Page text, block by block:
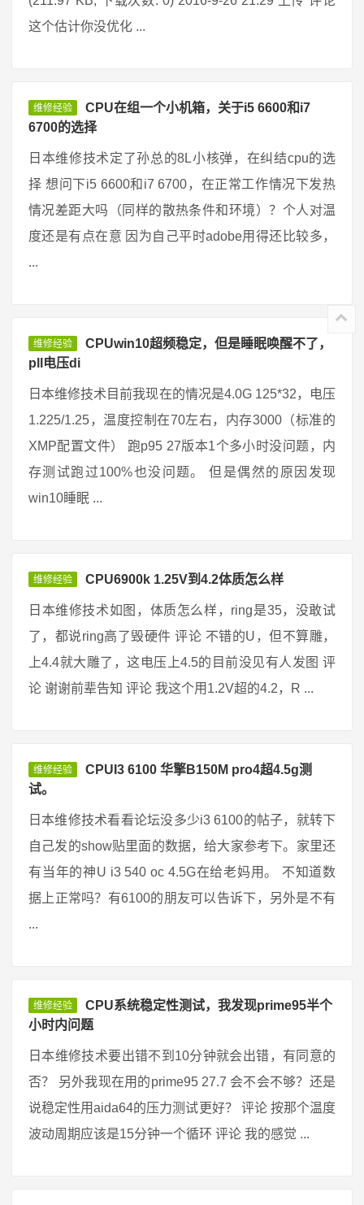
这个估计你没优化 ...
维修经验
CPU在组一个小机箱，关于i5 6600和i7
6700的选择
日本维修技术定了孙总的8L小核弹，在纠结cpu的选
择 想问下i5 6600和i7 6700，在正常工作情况下发热
情况差距大吗（同样的散热条件和环境）？个人对温
度还是有点在意 因为自己平时adobe用得还比较多，
...
维修经验
CPUwin10超频稳定，但是睡眠唤醒不了，
pll电压di
日本维修技术目前我现在的情况是4.0G 125*32，电压
1.225/1.25，温度控制在70左右，内存3000（标准的
XMP配置文件） 跑p95 27版本1个多小时没问题，内
存测试跑过100%也没问题。 但是偶然的原因发现
win10睡眠 ...
维修经验 CPU6900k 1.25V到4.2体质怎么样
日本维修技术如图，体质怎么样，ring是35，没敢试
了，都说ring高了毁硬件 评论 不错的U，但不算雕，
上4.4就大雕了，这电压上4.5的目前没见有人发图 评
论 谢谢前辈告知 评论 我这个用1.2V超的4.2，R ...
维修经验
CPUI3 6100 华擎B150M pro4超4.5g测
试。
日本维修技术看看论坛没多少i3 6100的帖子，就转下
自己发的show贴里面的数据，给大家参考下。家里还
有当年的神U i3 540 oc 4.5G在给老妈用。 不知道数
据上正常吗？有6100的朋友可以告诉下，另外是不有
...
维修经验
CPU系统稳定性测试，我发现prime95半个
小时内问题
日本维修技术要出错不到10分钟就会出错，有同意的
否？ 另外我现在用的prime95 27.7 会不会不够？还是
说稳定性用aida64的压力测试更好？ 评论 按那个温度
波动周期应该是15分钟一个循环 评论 我的感觉 ...